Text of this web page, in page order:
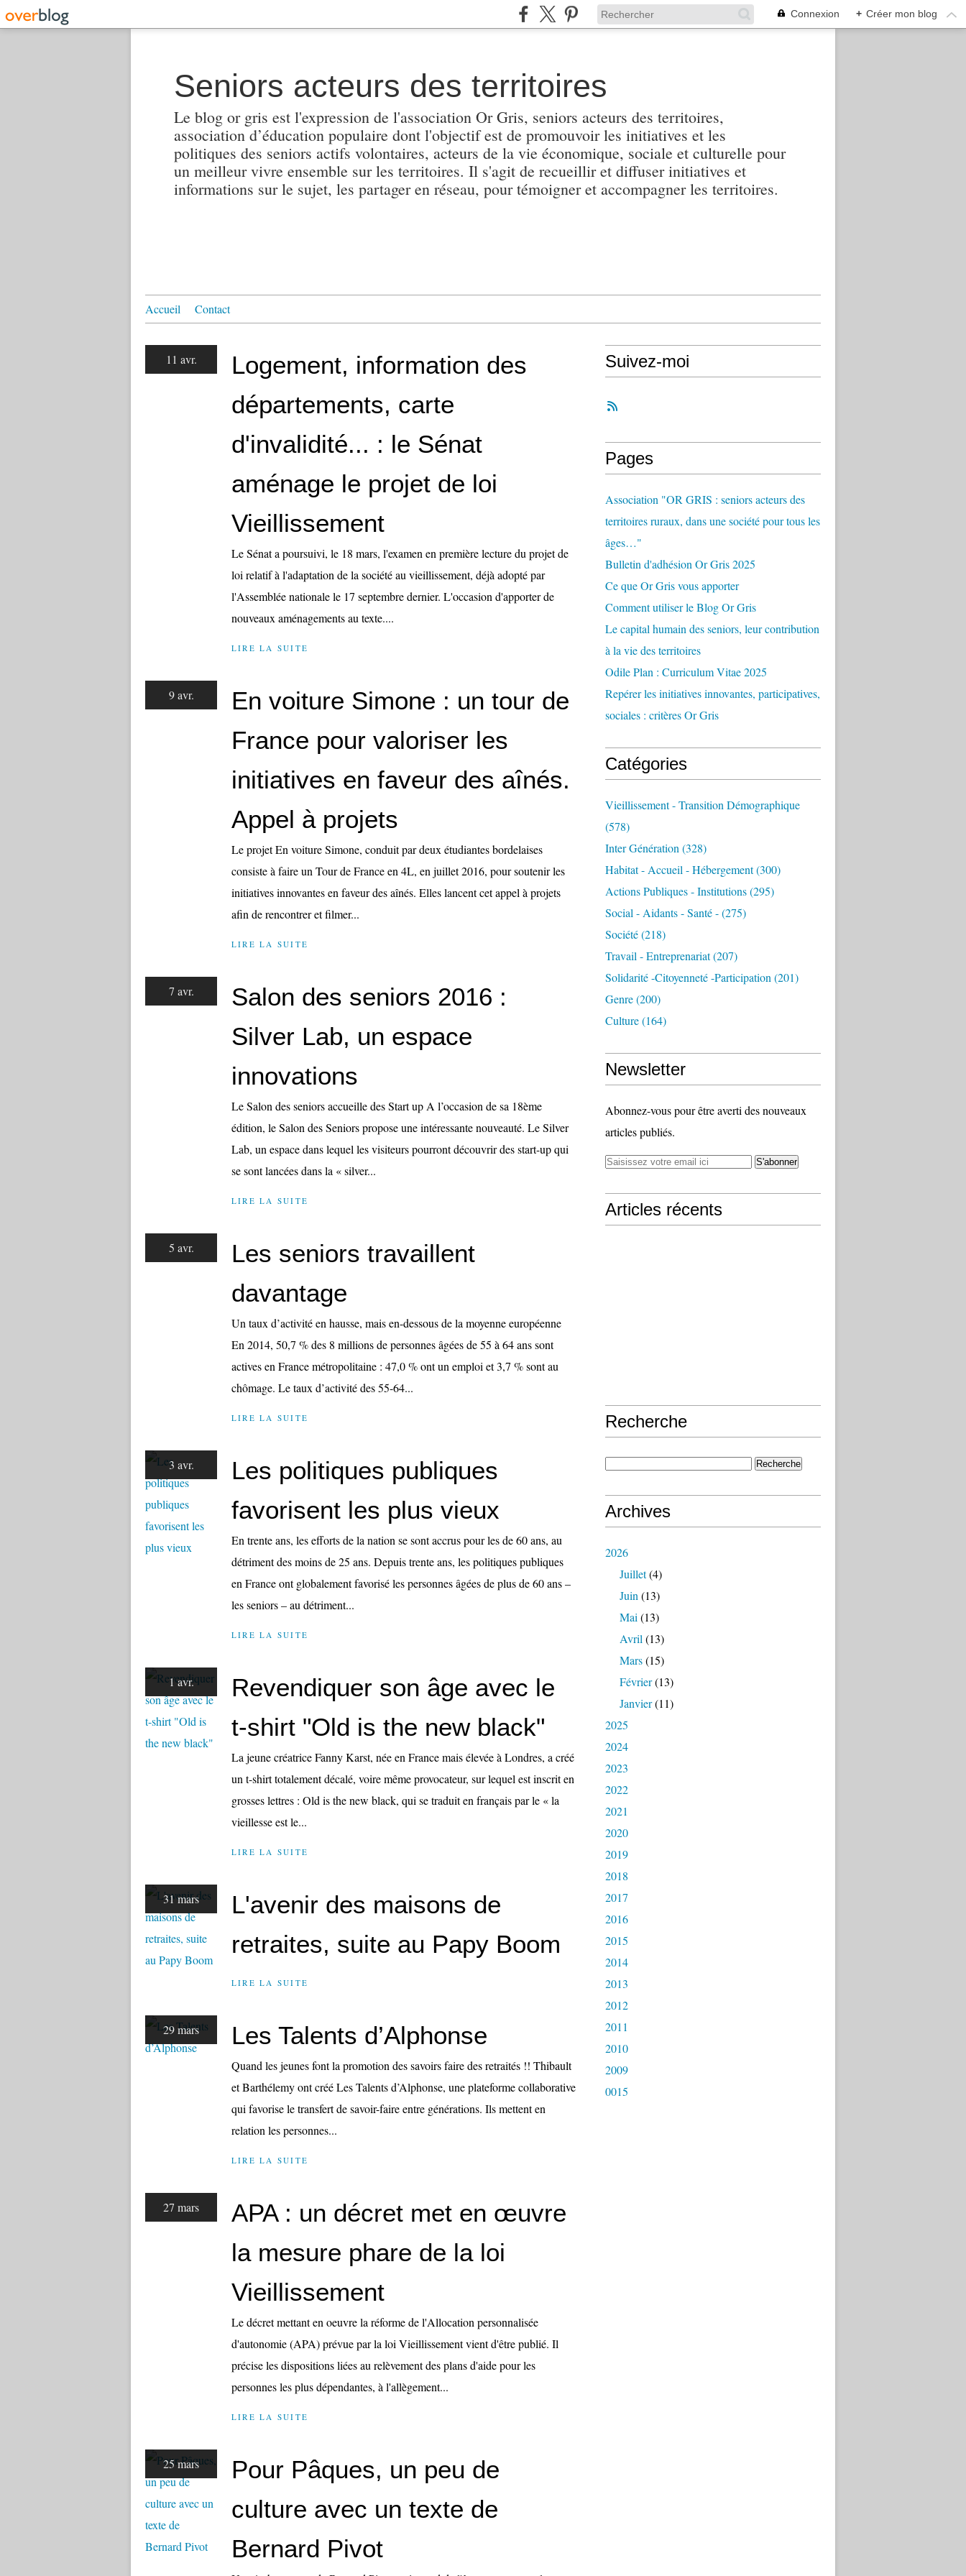
Connexion + Créer mon blog
Seniors acteurs des territoires
Le blog or gris est l'expression de l'association Or Gris, seniors acteurs des territoires,
association d’éducation populaire dont l'objectif est de promouvoir les initiatives et les
politiques des seniors actifs volontaires, acteurs de la vie économique, sociale et culturelle pour
un meilleur vivre ensemble sur les territoires. Il s'agit de recueillir et diffuser initiatives et
informations sur le sujet, les partager en réseau, pour témoigner et accompagner les territoires.
Accueil Contact
11 avr.
Logement, information des
départements, carte
d'invalidité... : le Sénat
aménage le projet de loi
Vieillissement
Le Sénat a poursuivi, le 18 mars, l'examen en première lecture du projet de
loi relatif à l'adaptation de la société au vieillissement, déjà adopté par
l'Assemblée nationale le 17 septembre dernier. L'occasion d'apporter de
nouveaux aménagements au texte....
LIRE LA SUITE
9 avr.
En voiture Simone : un tour de
France pour valoriser les
initiatives en faveur des aînés.
Appel à projets
Le projet En voiture Simone, conduit par deux étudiantes bordelaises
consiste à faire un Tour de France en 4L, en juillet 2016, pour soutenir les
initiatives innovantes en faveur des aînés. Elles lancent cet appel à projets
afin de rencontrer et filmer...
LIRE LA SUITE
7 avr.
Salon des seniors 2016 :
Silver Lab, un espace
innovations
Le Salon des seniors accueille des Start up A l’occasion de sa 18ème
édition, le Salon des Seniors propose une intéressante nouveauté. Le Silver
Lab, un espace dans lequel les visiteurs pourront découvrir des start-up qui
se sont lancées dans la « silver...
LIRE LA SUITE
5 avr.
Les seniors travaillent
davantage
Un taux d’activité en hausse, mais en-dessous de la moyenne européenne
En 2014, 50,7 % des 8 millions de personnes âgées de 55 à 64 ans sont
actives en France métropolitaine : 47,0 % ont un emploi et 3,7 % sont au
chômage. Le taux d’activité des 55-64...
LIRE LA SUITE
3 avr.
Les politiques publiques
favorisent les plus vieux
En trente ans, les efforts de la nation se sont accrus pour les de 60 ans, au
détriment des moins de 25 ans. Depuis trente ans, les politiques publiques
en France ont globalement favorisé les personnes âgées de plus de 60 ans –
les seniors – au détriment...
LIRE LA SUITE
1 avr.
Revendiquer son âge avec le
t-shirt "Old is the new black"
La jeune créatrice Fanny Karst, née en France mais élevée à Londres, a créé
un t-shirt totalement décalé, voire même provocateur, sur lequel est inscrit en
grosses lettres : Old is the new black, qui se traduit en français par le « la
vieillesse est le...
LIRE LA SUITE
31 mars
L'avenir des maisons de
retraites, suite au Papy Boom
LIRE LA SUITE
29 mars Les Talents d’Alphonse
Quand les jeunes font la promotion des savoirs faire des retraités !! Thibault
et Barthélemy ont créé Les Talents d’Alphonse, une plateforme collaborative
qui favorise le transfert de savoir-faire entre générations. Ils mettent en
relation les personnes...
LIRE LA SUITE
27 mars
APA : un décret met en œuvre
la mesure phare de la loi
Vieillissement
Le décret mettant en oeuvre la réforme de l'Allocation personnalisée
d'autonomie (APA) prévue par la loi Vieillissement vient d'être publié. Il
précise les dispositions liées au relèvement des plans d'aide pour les
personnes les plus dépendantes, à l'allègement...
LIRE LA SUITE
25 mars
Pour Pâques, un peu de
culture avec un texte de
Bernard Pivot
Suivez-moi
Pages
Association "OR GRIS : seniors acteurs des
territoires ruraux, dans une société pour tous les
âges…"
Bulletin d'adhésion Or Gris 2025
Ce que Or Gris vous apporter
Comment utiliser le Blog Or Gris
Le capital humain des seniors, leur contribution
à la vie des territoires
Odile Plan : Curriculum Vitae 2025
Repérer les initiatives innovantes, participatives,
sociales : critères Or Gris
Catégories
Vieillissement - Transition Démographique
(578)
Inter Génération (328)
Habitat - Accueil - Hébergement(300)
Actions Publiques - Institutions(295)
Social - Aidants - Santé -(275)
Société(218)
Travail - Entreprenariat(207)
Solidarité -citoyenneté -participation (201)
Genre(200)
Culture(164)
Newsletter
Abonnez-vous pour être averti des nouveaux
articles publiés.
Articles récents
Recherche
Archives
2026
Juillet(4)
Juin (13)
Mai (13)
Avril (13)
Mars(15)
Février(13)
Janvier(11)
2025
2024
2023
2022
2021
2020
2019
2018
2017
2016
2015
2014
2013
2012
2011
2010
2009
0015